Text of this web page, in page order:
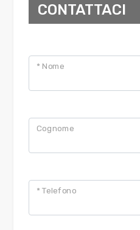
CONTATTACI
* Nome
Cognome
* Telefono